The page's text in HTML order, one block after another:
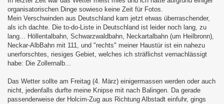
organisatorischen Dinge sowieso keine Zeit für Fotos.
Mein Verschwinden aus Deutschland kam jetzt etwas überraschender,
als ich dachte. Die to-do-Liste in Deutschland ist leider noch lang, zu
lang... Höllentalbahn, Schwarzwaldbahn, Neckartalbahn (um Heilbronn),
Neckar-AlbBahn mit 111, und "rechts" meiner Haustür ist ein nahezu
unerforschtes, riesiges Gebiet, welches ich sträflichst vernachlässigt
habe: Die Zollernalb...
Das Wetter sollte am Freitag (4. März) einigermassen werden oder auch
nicht, jedenfalls durfte meine Knipse mit nach Balingen. Da gerade
passenderweise der Holcim-Zug aus Richtung Albstadt einfuhr, gings